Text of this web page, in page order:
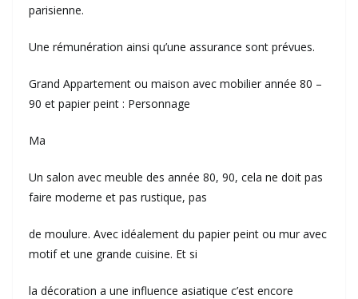
parisienne.
Une rémunération ainsi qu’une assurance sont prévues.
Grand Appartement ou maison avec mobilier année 80 –
90 et papier peint : Personnage
Ma
Un salon avec meuble des année 80, 90, cela ne doit pas
faire moderne et pas rustique, pas
de moulure. Avec idéalement du papier peint ou mur avec
motif et une grande cuisine. Et si
la décoration a une influence asiatique c’est encore